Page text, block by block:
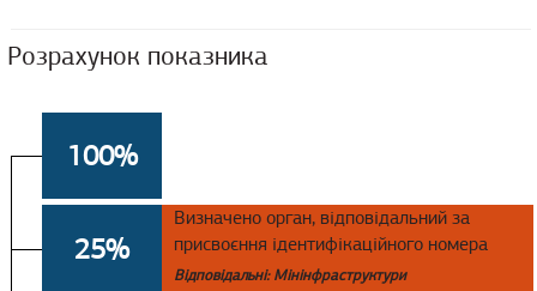
Розрахунок показника
100%
25%
Визначено орган, відповідальний за
присвоєння ідентифікаційного номера
Відповідальні: Мінінфраструктури